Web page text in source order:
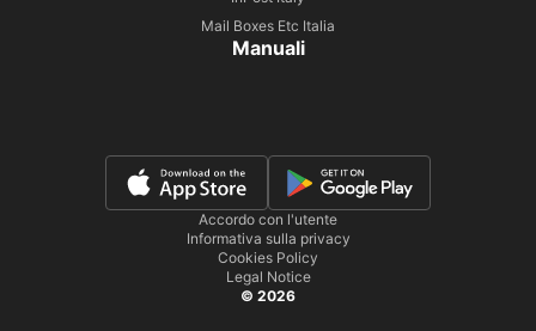
Mail Boxes Etc Italia
Manuali
Accordo con l'utente
Informativa sulla privacy
Cookies Policy
Legal Notice
© 2026